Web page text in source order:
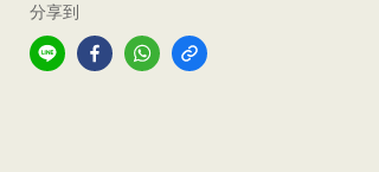
分享到